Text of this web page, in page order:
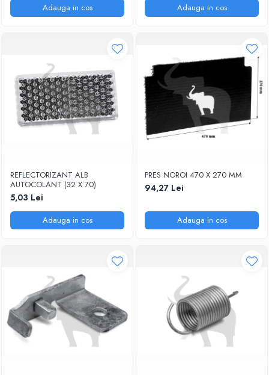
Adauga in cos Adauga in cos
REFLECTORIZANT ALB
AUTOCOLANT (32 X 70)
5,03 Lei
Adauga in cos
PRES NOROI 470 X 270 MM
94,27 Lei
Adauga in cos